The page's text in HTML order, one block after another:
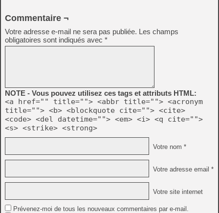
Commentaire ¬
Votre adresse e-mail ne sera pas publiée. Les champs
obligatoires sont indiqués avec *
NOTE - Vous pouvez utilisez ces tags et attributs HTML:
<a href="" title=""> <abbr title=""> <acronym
title=""> <b> <blockquote cite=""> <cite>
<code> <del datetime=""> <em> <i> <q cite="">
<s> <strike> <strong>
Votre nom *
Votre adresse email *
Votre site internet
Prévenez-moi de tous les nouveaux commentaires par e-mail.